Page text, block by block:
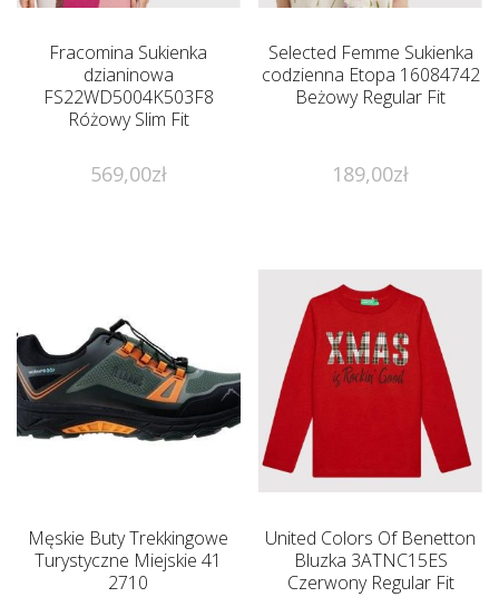
Fracomina Sukienka
dzianinowa
FS22WD5004K503F8
Różowy Slim Fit
569,00zł
Selected Femme Sukienka
codzienna Etopa 16084742
Beżowy Regular Fit
189,00zł
Męskie Buty Trekkingowe
Turystyczne Miejskie 41
2710
United Colors Of Benetton
Bluzka 3ATNC15ES
Czerwony Regular Fit